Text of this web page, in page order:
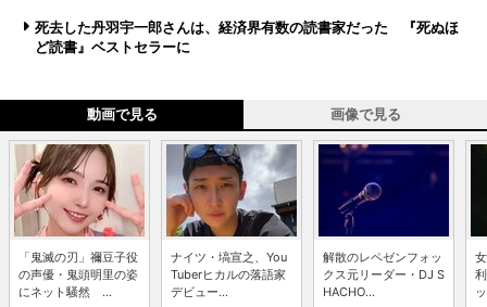
死去した丹羽宇一郎さんは、経済界有数の読書家だった 『死ぬほ
ど読書』ベストセラーに
動画で見る 画像で見る
「鬼滅の刃」禰豆子役
の声優・鬼頭明里の姿
にネット騒然 ...
ナイツ・塙宣之、You
Tuberヒカルの落語家
デビュー...
解散のレペゼンフォッ
クス元リーダー・DJ S
HACHO...